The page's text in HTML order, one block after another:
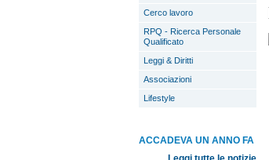
Cerco lavoro
RPQ - Ricerca Personale
Qualificato
Leggi & Diritti
Associazioni
Lifestyle
ACCADEVA UN ANNO FA